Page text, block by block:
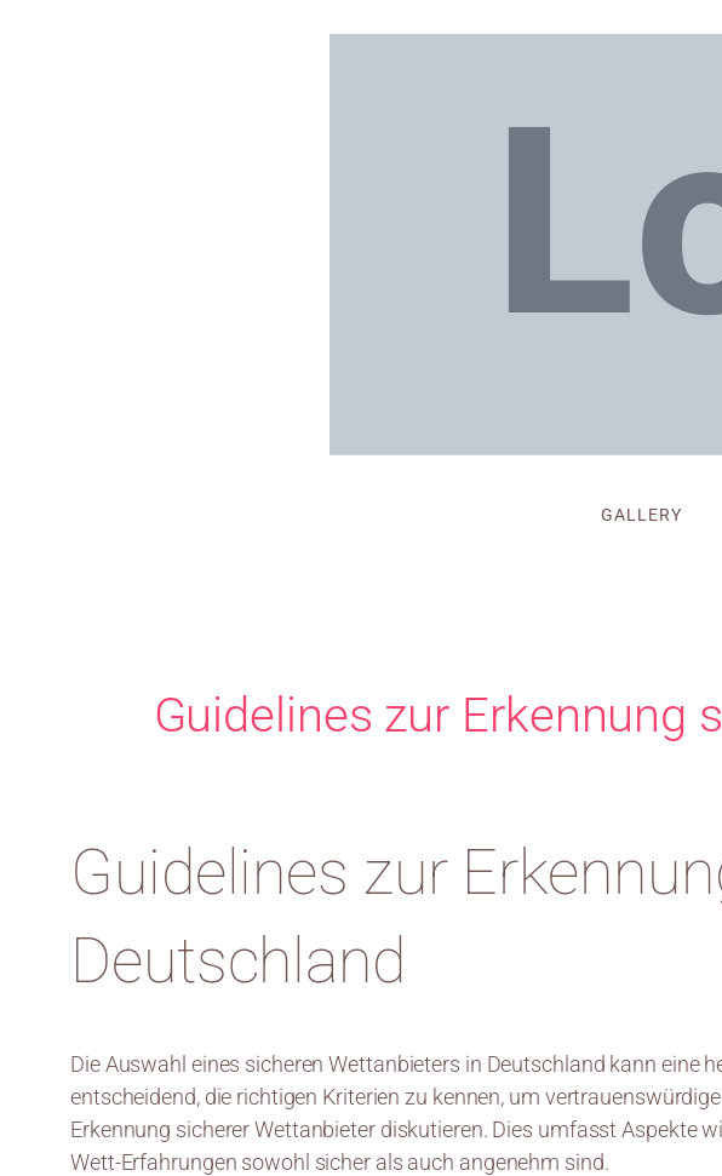
GALLERY
Guidelines zur Erkennung
Guidelines zur
Deutschland
Die Auswahl eines sicheren Wettanbieters in Deutschland kann eine
entscheidend, die richtigen Kriterien zu kennen, um
Erkennung sicherer Wettanbieter diskutieren. Dies umfasst Aspekte
Wett-Erfahrungen sowohl sicher als auch angenehm sind.